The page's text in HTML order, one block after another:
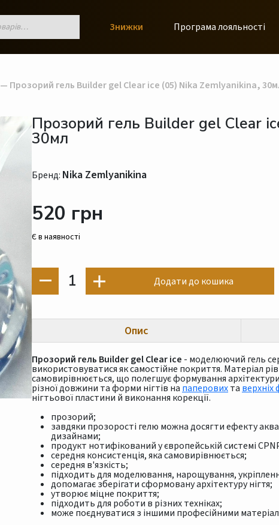
Знижки Програма лояльності
— Прозорий гель Builder gel Clear ice (05) Nika Zemlyanikina,
Прозорий гель Builder gel Clear
30мл
Бренд: Nika Zemlyanikina
520 грн
Є в наявності
1 Додати до кошика
Опис
Прозорий гель Builder gel Clear ice - моделюючий гель
використовуватися як самостійне покриття. Матеріал
самовирівнюється, що полегшує формування
різної довжини та форми нігтів на паперовихта
нігтьової пластини й виконання корекції.
прозорий;
завдяки прозорості гелю можна досягти ефекту
дизайнами;
продукт нотифікований у європейській системі
середня консистенція, яка самовирівнюється;
середня в'язкість;
підходить для моделювання, нарощування,
допомагає зберігати сформовану архітектуру нігтя;
утворює міцне покриття;
підходить для роботи в різних техніках;
може поєднуватися з іншими професійними